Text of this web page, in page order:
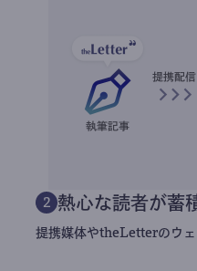
2 熱心な読者が蓄
提携媒体やtheLetterのウェ